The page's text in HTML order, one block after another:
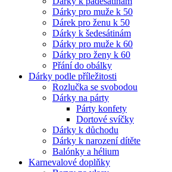
Dárky pro muže k 50
Dárek pro ženu k 50
Dárky k šedesátinám
Dárky pro muže k 60
Dárky pro ženy k 60
Přání do obálky
Dárky podle příležitosti
Rozlučka se svobodou
Dárky na párty
Párty konfety
Dortové svíčky
Dárky k důchodu
Dárky k narození dítěte
Balónky a hélium
Karnevalové doplňky